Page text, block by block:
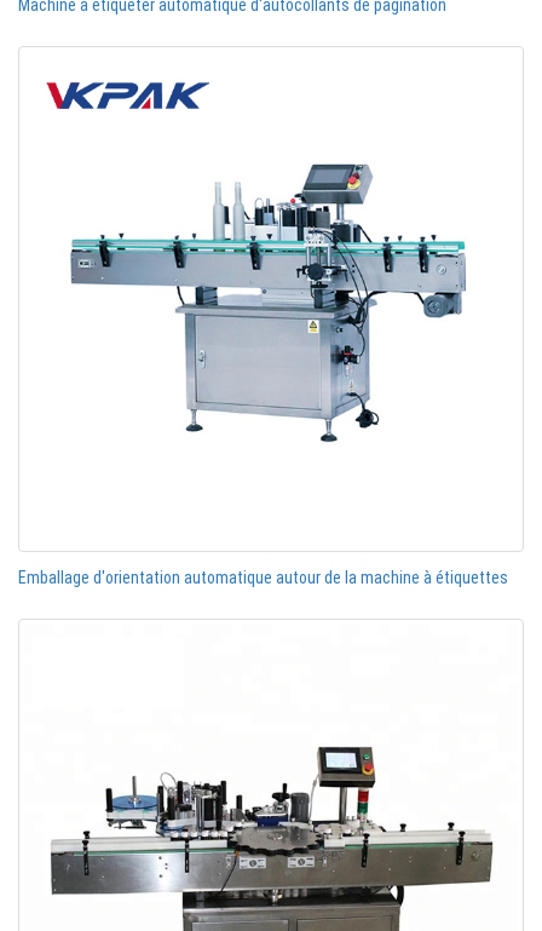
Machine à étiqueter automatique d'autocollants de pagination
Emballage d'orientation automatique autour de la machine à étiquettes